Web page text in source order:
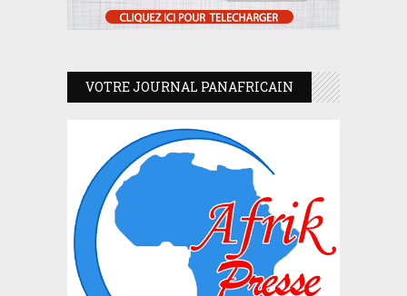
VOTRE JOURNAL PANAFRICAIN